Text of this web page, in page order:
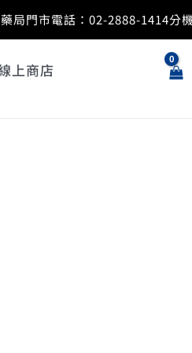
藥局門市電話：02-2888-1414分
上商店